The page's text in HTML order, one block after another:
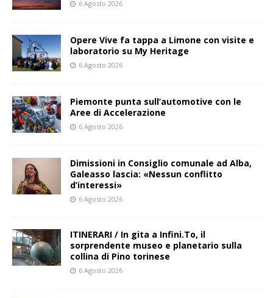
6 Agosto 2026
Opere Vive fa tappa a Limone con visite e
laboratorio su My Heritage
6 Agosto 2026
Piemonte punta sull’automotive con le
Aree di Accelerazione
6 Agosto 2026
Dimissioni in Consiglio comunale ad Alba,
Galeasso lascia: «Nessun conflitto
d’interessi»
6 Agosto 2026
ITINERARI / In gita a Infini.To, il
sorprendente museo e planetario sulla
collina di Pino torinese
6 Agosto 2026